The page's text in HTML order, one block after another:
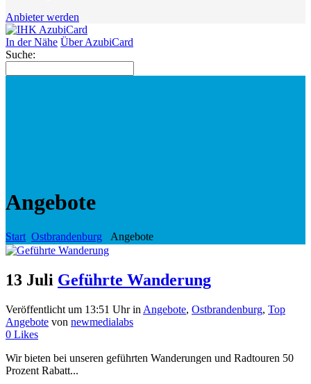
Anbieter werden
In der Nähe Über AzubiCard
Suche:
Angebote
Start Ostbrandenburg Angebote
13 Juli Geführte Wanderung
Veröffentlicht um 13:51 Uhrin Angebote, Ostbrandenburg, Top
Angebote von newmedialabs
0 Likes
Wir bieten bei unseren geführten Wanderungen und Radtouren 50
Prozent Rabatt...